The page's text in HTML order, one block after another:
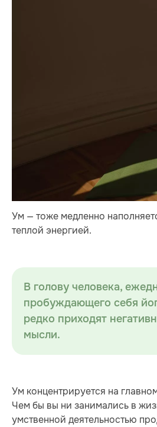
Ум — тоже медленно
теплой энергией.
В голову человека,
пробуждающего себя
редко приходят
мысли.
Ум концентрируется на
Чем бы вы ни занимались в
умственной деятельностью